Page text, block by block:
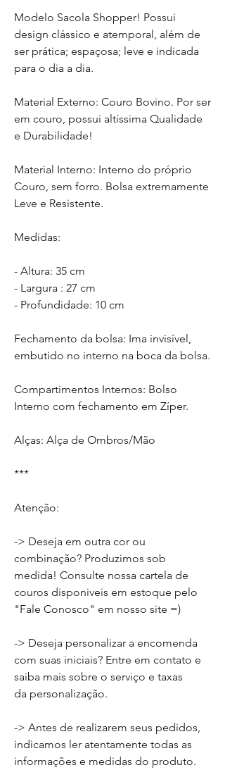
Modelo Sacola Shopper! Possui
design clássico e atemporal, além de
ser prática; espaçosa; leve e indicada
para o dia a dia.
Material Externo: Couro Bovino. Por ser
em couro, possui altíssima Qualidade
e Durabilidade!
Material Interno: Interno do próprio
Couro, sem forro. Bolsa extremamente
Leve e Resistente.
Medidas:
- Altura: 35 cm
- Largura : 27 cm
- Profundidade: 10 cm
Fechamento da bolsa: Ima invisível,
embutido no interno na boca da bolsa.
Compartimentos Internos: Bolso
Interno com fechamento em Zíper.
Alças: Alça de Ombros/Mão
***
Atenção:
-> Deseja em outra cor ou
combinação? Produzimos sob
medida! Consulte nossa cartela de
couros disponiveis em estoque pelo
"Fale Conosco" em nosso site =)
-> Deseja personalizar a encomenda
com suas iniciais? Entre em contato e
saiba mais sobre o serviço e taxas
da personalização.
-> Antes de realizarem seus pedidos,
indicamos ler atentamente todas as
informações e medidas do produto.